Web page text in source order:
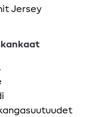
Jersey